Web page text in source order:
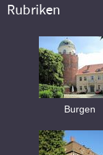
Rubriken
Burgen